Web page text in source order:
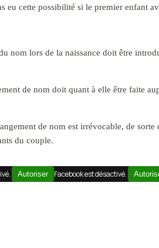
eu cette possibilité si le premier enfant
nom lors de la naissance doit être
de nom doit quant à elle être faite
de nom est irrévocable, de
du couple.
Autoriser Facebook est désactivé.